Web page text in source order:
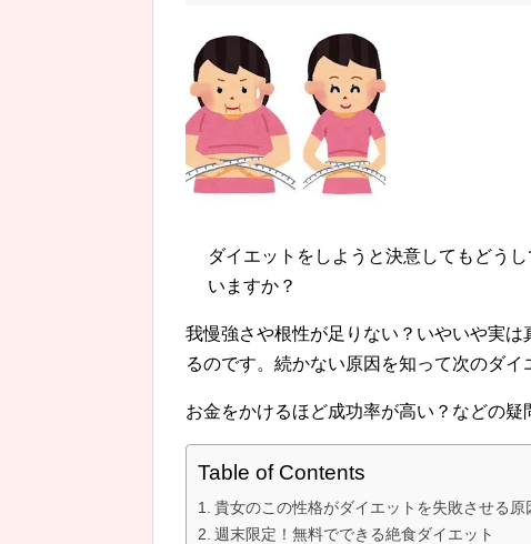
ダイエットをしようと決意してもどう
いますか？
我慢強さや根性が足りない？いやいや実
るのです。続かない原因を知って次のダイ
お金をかけるほど成功率が高い？などの疑
Table of Contents
貴女のこの性格がダイエットを失敗させる原
週末限定！無料でできる絶食ダイエット